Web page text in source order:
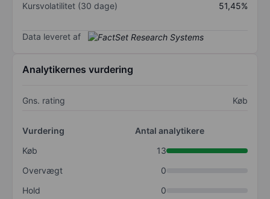
Kursvolatilitet (30 dage)
51,45%
Data leveret af
Analytikernes vurdering
Gns. rating Køb
Vurdering
Antal analytikere
Køb
13
Overvægt
0
Hold
0